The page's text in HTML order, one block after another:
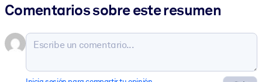
Comentarios sobre este resumen